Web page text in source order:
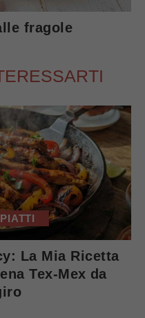
fragole
La Mia Ricetta
Tex-Mex da